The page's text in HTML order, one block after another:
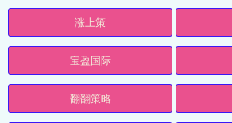
涨上策
宝盈国际
翻翻策略